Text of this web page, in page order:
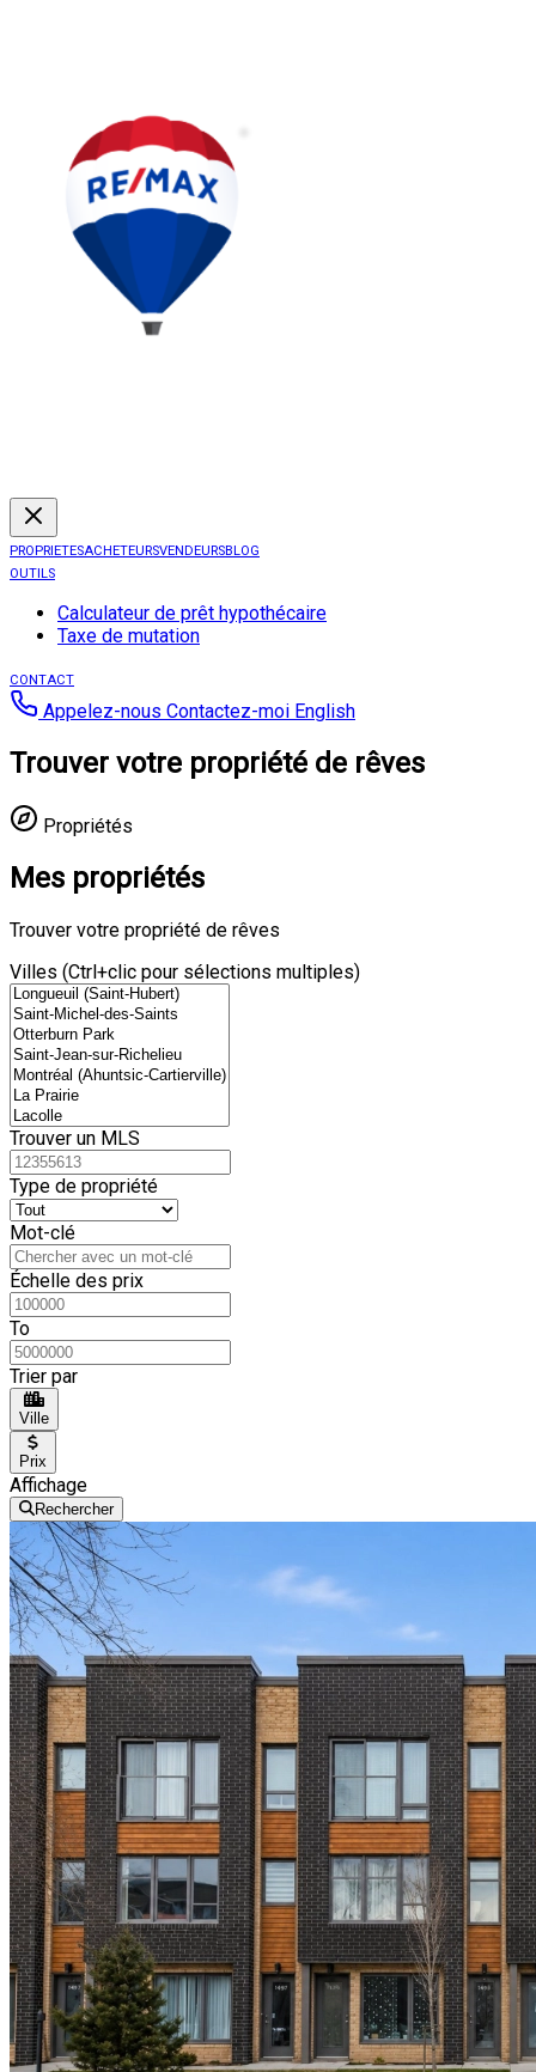
PROPRIETESACHETEURSVENDEURSBLOG
OUTILS
Calculateur de prêt hypothécaire
Taxe de mutation
CONTACT
Appelez-nous Contactez-moi English
Trouver votre propriété de rêves
Propriétés
Mes propriétés
Trouver votre propriété de rêves
Villes (Ctrl+clic pour sélections multiples)
Trouver un MLS
Type de propriété
Mot-clé
Échelle des prix
To
Trier par
Ville
Prix
Affichage
Rechercher